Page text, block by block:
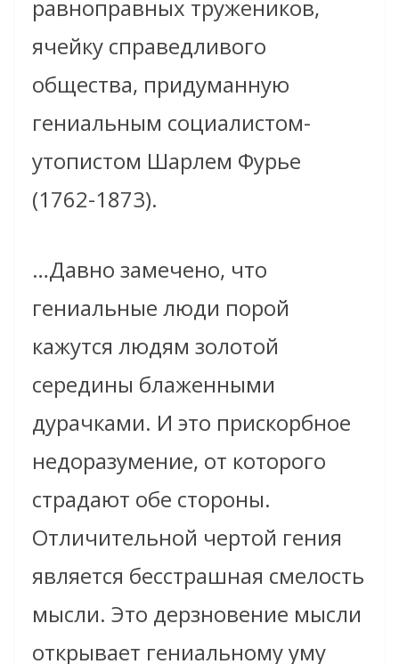
равноправных тружеников,
ячейку справедливого
общества, придуманную
гениальным социалистом-
утопистом Шарлем Фурье
(1762-1873).
…Давно замечено, что
гениальные люди порой
кажутся людям золотой
середины блаженными
дурачками. И это прискорбное
недоразумение, от которого
страдают обе стороны.
Отличительной чертой гения
является бесстрашная смелость
мысли. Это дерзновение мысли
открывает гениальному уму